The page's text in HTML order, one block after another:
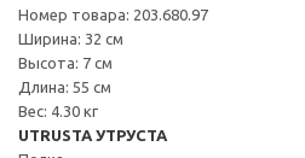
Номер товара: 203.680.97
Ширина: 32 см
Высота: 7 см
Длина: 55 см
Вес: 4.30 кг
UTRUSTA УТРУСТА